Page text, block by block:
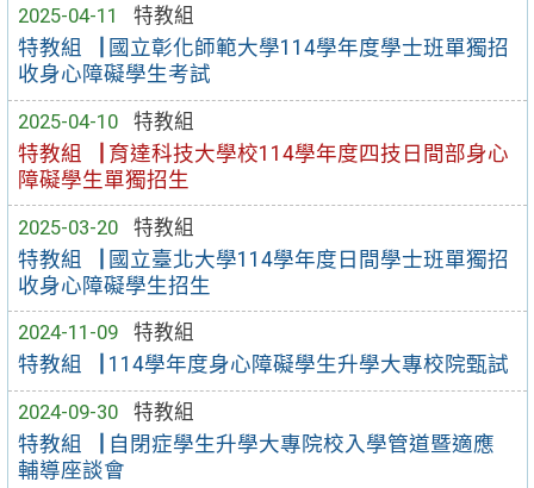
2025-04-11
特教組
特教組▕ ​國立彰化師範大學114學年度學士班單獨招
收身心障礙學生考試
2025-04-10
特教組
特教組▕ 育達科技大學校114學年度四技日間部身心
障礙學生單獨招生
2025-03-20
特教組
特教組▕ 國立臺北大學114學年度日間學士班單獨招
收身心障礙學生招生
2024-11-09
特教組
特教組▕ 114學年度身心障礙學生升學大專校院甄試
2024-09-30
特教組
特教組▕ 自閉症學生升學大專院校入學管道暨適應
輔導座談會